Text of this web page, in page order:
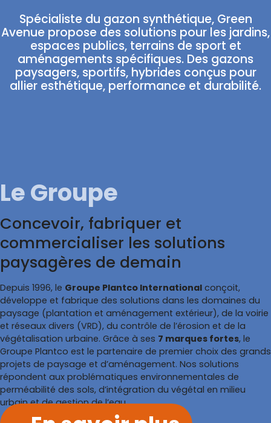
Spécialiste du gazon synthétique, Green
Avenue propose des solutions pour les jardins,
espaces publics, terrains de sport et
aménagements spécifiques. Des gazons
paysagers, sportifs, hybrides conçus pour
allier esthétique, performance et durabilité.
Le Groupe
Concevoir, fabriquer et
commercialiser les solutions
paysagères de demain
Depuis 1996, le Groupe Plantco International conçoit,
développe et fabrique des solutions dans les domaines du
paysage (plantation et aménagement extérieur), de la voirie
et réseaux divers (VRD), du contrôle de l’érosion et de la
végétalisation urbaine. Grâce à ses 7 marques fortes, le
Groupe Plantco est le partenaire de premier choix des grands
projets de paysage et d’aménagement. Nos solutions
répondent aux problématiques environnementales de
perméabilité des sols, d’intégration du végétal en milieu
urbain et de gestion de l’eau.